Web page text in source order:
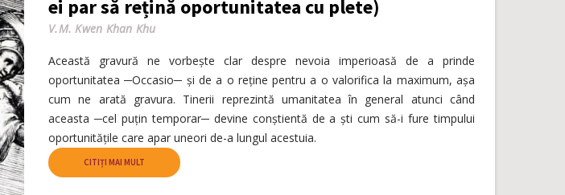
ei par să rețină oportunitatea cu plete)
V.M. Kwen Khan Khu
Această gravură ne vorbește clar despre nevoia imperioasă de a prinde
oportunitatea ─Occasio─ și de a o reține pentru a o valorifica la maximum, așa
cum ne arată gravura. Tinerii reprezintă umanitatea în general atunci când
aceasta ─cel puțin temporar─ devine conștientă de a ști cum să-i fure timpului
oportunitățile care apar uneori de-a lungul acestuia.
CITIȚI MAI MULT